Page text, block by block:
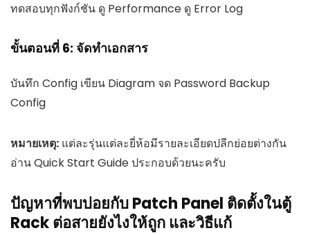
ทดสอบทุกฟังก์ชัน ดู Performance ดู Error Log
ขั้นตอนที่ 6: จัดทำเอกสาร
บันทึก Config เขียน Diagram จด Password Backup
Config
หมายเหตุ: แต่ละรุ่นแต่ละยี่ห้อมีรายละเอียดปลีกย่อยต่างกัน
อ่าน Quick Start Guide ประกอบด้วยนะครับ
ปัญหาที่พบบ่อยกับ Patch Panel ติดตั้งในตู้
Rack ต่อสายยังไงให้ถูก และวิธีแก้